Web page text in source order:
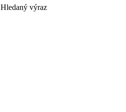
Hledaný výraz